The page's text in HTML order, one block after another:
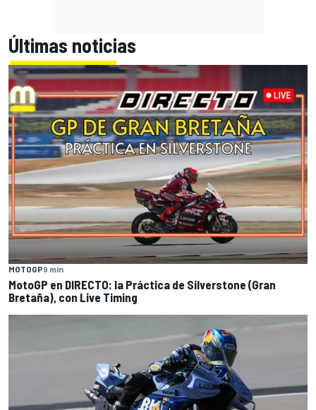
Últimas noticias
MOTOGP9 min
MotoGP en DIRECTO: la Práctica de Silverstone (Gran
Bretaña), con Live Timing